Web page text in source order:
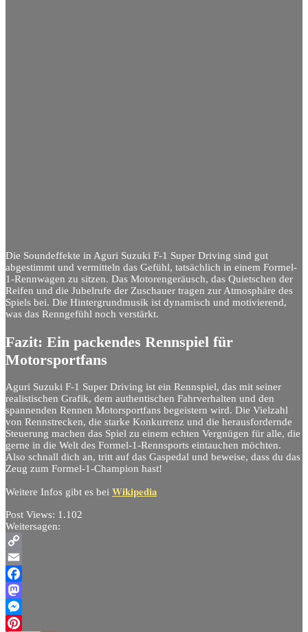
Die Soundeffekte in Aguri Suzuki F-1 Super Driving sind gut
abgestimmt und vermitteln das Gefühl, tatsächlich in einem Formel-
1-Rennwagen zu sitzen. Das Motorengeräusch, das Quietschen der
Reifen und die Jubelrufe der Zuschauer tragen zur Atmosphäre des
Spiels bei. Die Hintergrundmusik ist dynamisch und motivierend,
was das Renngefühl noch verstärkt.
Fazit: Ein packendes Rennspiel für
Motorsportfans
Aguri Suzuki F-1 Super Driving ist ein Rennspiel, das mit seiner
realistischen Grafik, dem authentischen Fahrverhalten und den
spannenden Rennen Motorsportfans begeistern wird. Die Vielzahl
von Rennstrecken, die starke Konkurrenz und die herausfordernde
Steuerung machen das Spiel zu einem echten Vergnügen für alle, die
gerne in die Welt des Formel-1-Rennsports eintauchen möchten.
Also schnall dich an, tritt auf das Gaspedal und beweise, dass du das
Zeug zum Formel-1-Champion hast!
Weitere Infos gibt es bei Wikipedia
Post Views: 1.102
Weitersagen:
Copy
Link
Email
Facebook
Mastodon
Messenger